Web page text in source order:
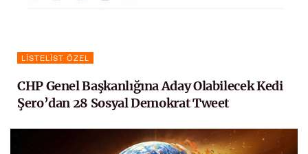
LISTELIST ÖZEL
CHP Genel Başkanlığına Aday Olabilecek Kedi
Şero’dan 28 Sosyal Demokrat Tweet